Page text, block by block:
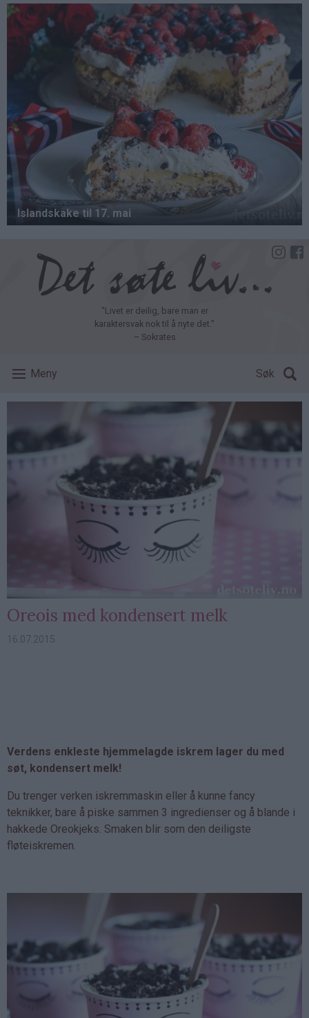
Hopp
hovedinnhold
"Livet er deilig, bare man er
karaktersvak nok til å nyte det."
– Sokrates
Meny Søk
Oreois med kondensert melk
16.07.2015
Verdens enkleste hjemmelagde iskrem lager du med
søt, kondensert melk!
Du trenger verken iskremmaskin eller å kunne fancy
teknikker, bare å piske sammen 3 ingredienser og å blande i
hakkede Oreokjeks. Smaken blir som den deiligste
fløteiskremen.